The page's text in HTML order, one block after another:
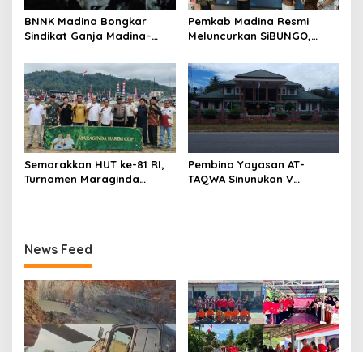
BNNK Madina Bongkar
Sindikat Ganja Madina–
Bogor Dibekuk
Pemkab Madina Resmi
Meluncurkan SiBUNGO,
Berbasis Geospasial
Semarakkan HUT ke-81 RI,
Turnamen Maraginda
Pembina Yayasan AT-
TAQWA Sinunukan V
News Feed